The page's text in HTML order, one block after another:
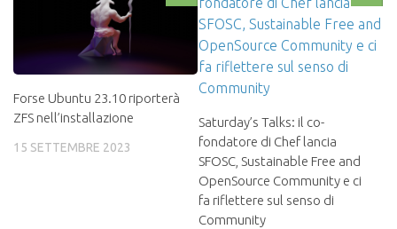
Forse Ubuntu 23.10 riporterà
ZFS nell’installazione
15 SETTEMBRE 2023
Saturday’s Talks: il co-
fondatore di Chef lancia
SFOSC, Sustainable Free and
OpenSource Community e ci
fa riflettere sul senso di
Community